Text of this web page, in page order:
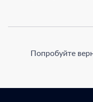
Попробуйте